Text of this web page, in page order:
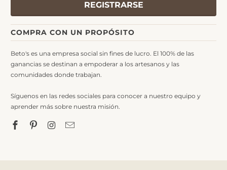
COMPRA CON UN PROPÓSITO
Beto's es una empresa social sin fines de lucro. El 100% de las
ganancias se destinan a empoderar a los artesanos y las
comunidades donde trabajan.
Síguenos en las redes sociales para conocer a nuestro equipo y
aprender más sobre nuestra misión.